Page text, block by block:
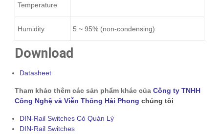
Temperature
Humidity 5 ~ 95% (non-condensing)
Download
Datasheet
Tham khảo thêm các sản phẩm khác của Công ty TNHH
Công Nghệ và Viễn Thông Hải Phong chúng tôi
DIN-Rail Switches Có Quản Lý
DIN-Rail Switches